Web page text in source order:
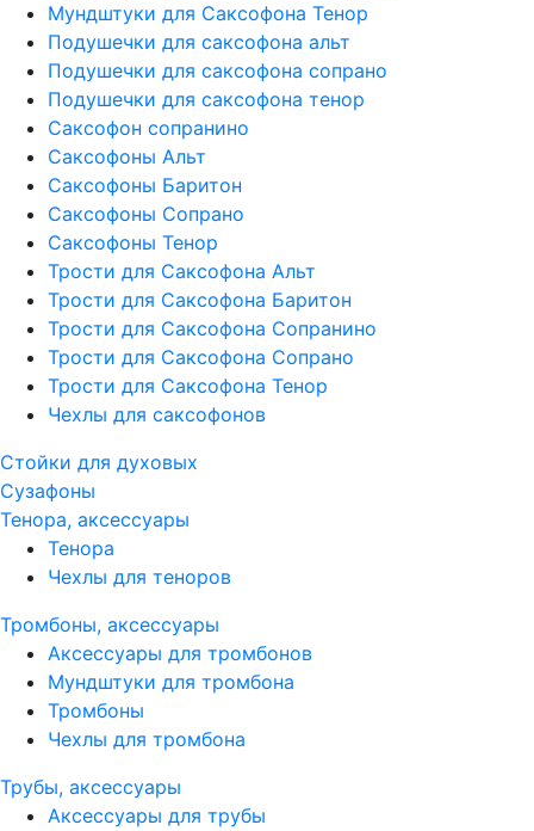
Мундштуки для Саксофона Тенор
Подушечки для саксофона альт
Подушечки для саксофона сопрано
Подушечки для саксофона тенор
Саксофон сопранино
Саксофоны Альт
Саксофоны Баритон
Саксофоны Сопрано
Саксофоны Тенор
Трости для Саксофона Альт
Трости для Саксофона Баритон
Трости для Саксофона Сопранино
Трости для Саксофона Сопрано
Трости для Саксофона Тенор
Чехлы для саксофонов
Стойки для духовых
Сузафоны
Тенора, аксессуары
Тенора
Чехлы для теноров
Тромбоны, аксессуары
Аксессуары для тромбонов
Мундштуки для тромбона
Тромбоны
Чехлы для тромбона
Трубы, аксессуары
Аксессуары для трубы